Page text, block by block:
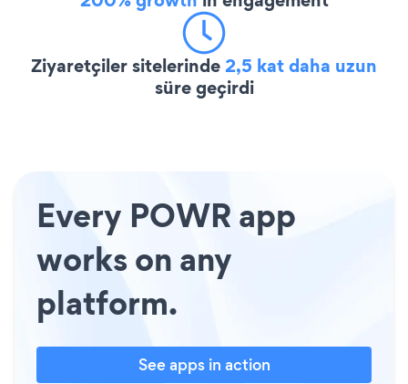
Ziyaretçiler sitelerinde2,5 kat daha uzun
süre geçirdi
Every POWR app
works on any
platform.
See apps in action